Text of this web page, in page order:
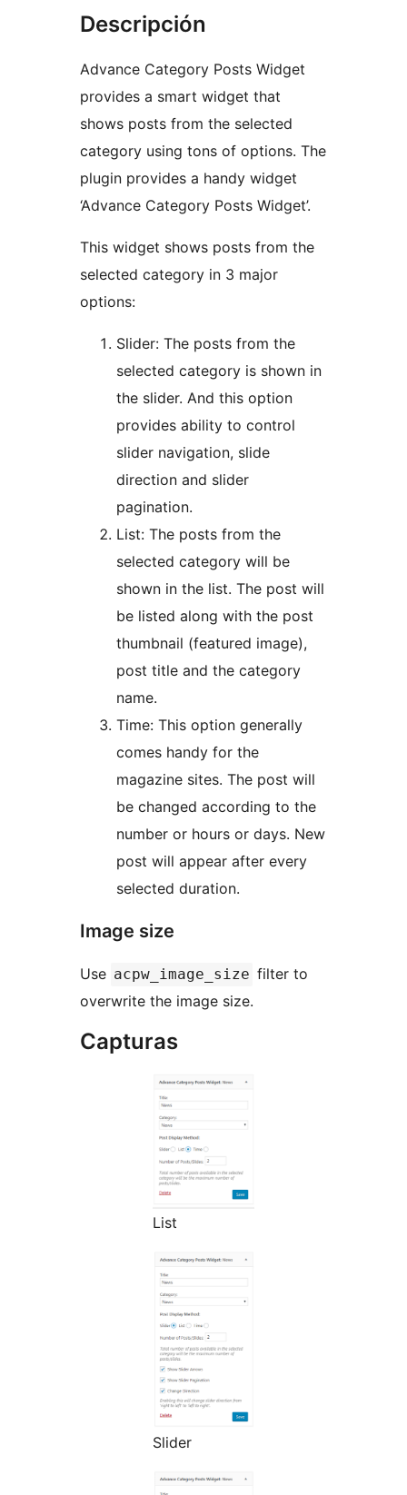
Descripción
Advance Category Posts Widget
provides a smart widget that
shows posts from the selected
category using tons of options. The
plugin provides a handy widget
‘Advance Category Posts Widget’.
This widget shows posts from the
selected category in 3 major
options:
Slider: The posts from the
selected category is shown in
the slider. And this option
provides ability to control
slider navigation, slide
direction and slider
pagination.
List: The posts from the
selected category will be
shown in the list. The post will
be listed along with the post
thumbnail (featured image),
post title and the category
name.
Time: This option generally
comes handy for the
magazine sites. The post will
be changed according to the
number or hours or days. New
post will appear after every
selected duration.
Image size
Use acpw_image_size filter to
overwrite the image size.
Capturas
List
Slider